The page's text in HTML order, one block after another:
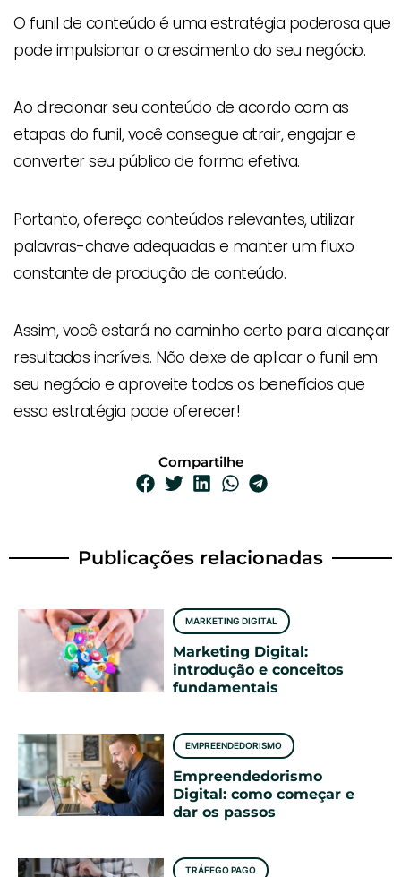
O funil de conteúdo é uma estratégia poderosa que
pode impulsionar o crescimento do seu negócio.
Ao direcionar seu conteúdo de acordo com as
etapas do funil, você consegue atrair, engajar e
converter seu público de forma efetiva.
Portanto, ofereça conteúdos relevantes, utilizar
palavras-chave adequadas e manter um fluxo
constante de produção de conteúdo.
Assim, você estará no caminho certo para alcançar
resultados incríveis. Não deixe de aplicar o funil em
seu negócio e aproveite todos os benefícios que
essa estratégia pode oferecer!
Compartilhe
Publicações relacionadas
MARKETING DIGITAL
Marketing Digital:
introdução e conceitos
fundamentais
EMPREENDEDORISMO
Empreendedorismo
Digital: como começar e
dar os passos
TRÁFEGO PAGO